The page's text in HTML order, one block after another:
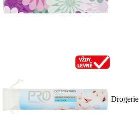
Drogerie